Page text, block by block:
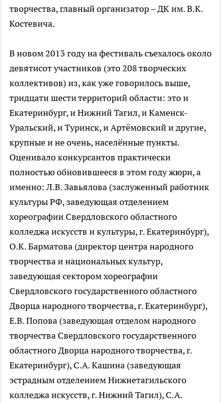
творчества, главный организатор – ДК им. В.К.
Костевича.
В новом 2013 году на фестиваль съехалось около
девятисот участников (это 208 творческих
коллективов) из, как уже говорилось выше,
тридцати шести территорий области: это и
Екатеринбург, и Нижний Тагил, и Каменск-
Уральский, и Туринск, и Артёмовский и другие,
крупные и не очень, населённые пункты.
Оценивало конкурсантов практически
полностью обновившееся в этом году жюри, а
именно: Л.В. Завьялова (заслуженный работник
культуры РФ, заведующая отделением
хореографии Свердловского областного
колледжа искусств и культуры, г. Екатеринбург),
О.К. Барматова (директор центра народного
творчества и национальных культур,
заведующая сектором хореографии
Свердловского государственного областного
Дворца народного творчества, г. Екатеринбург),
Е.В. Попова (заведующая отделом народного
творчества Свердловского государственного
областного Дворца народного творчества, г.
Екатеринбург), С.А. Кашина (заведующая
эстрадным отделением Нижнетагильского
колледжа искусств, г. Нижний Тагил), С.А.